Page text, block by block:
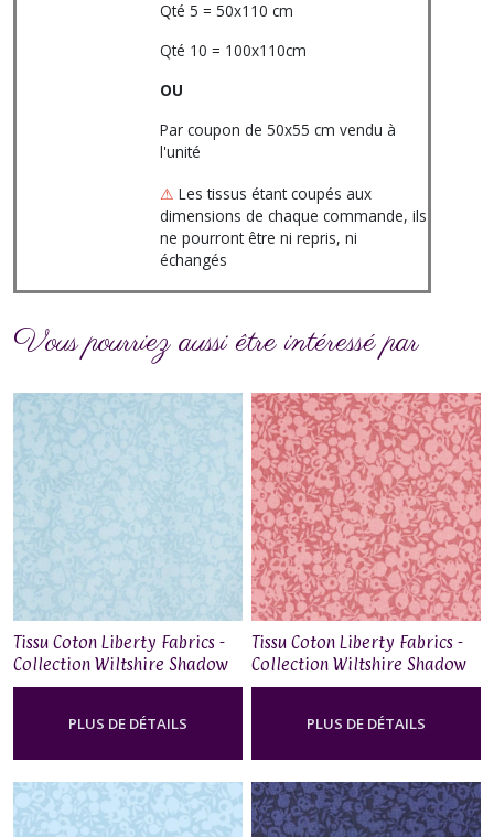
Qté 5 = 50x110 cm
Qté 10 = 100x110cm
OU
Par coupon de 50x55 cm vendu à
l'unité
⚠ Les tissus étant coupés aux
dimensions de chaque commande, ils
ne pourront être ni repris, ni
échangés
Vous pourriez aussi être intéressé par
Tissu Coton Liberty Fabrics -
Collection Wiltshire Shadow
– China Blue
PLUS DE DÉTAILS
Tissu Coton Liberty Fabrics -
Collection Wiltshire Shadow
– Rhododendron
PLUS DE DÉTAILS